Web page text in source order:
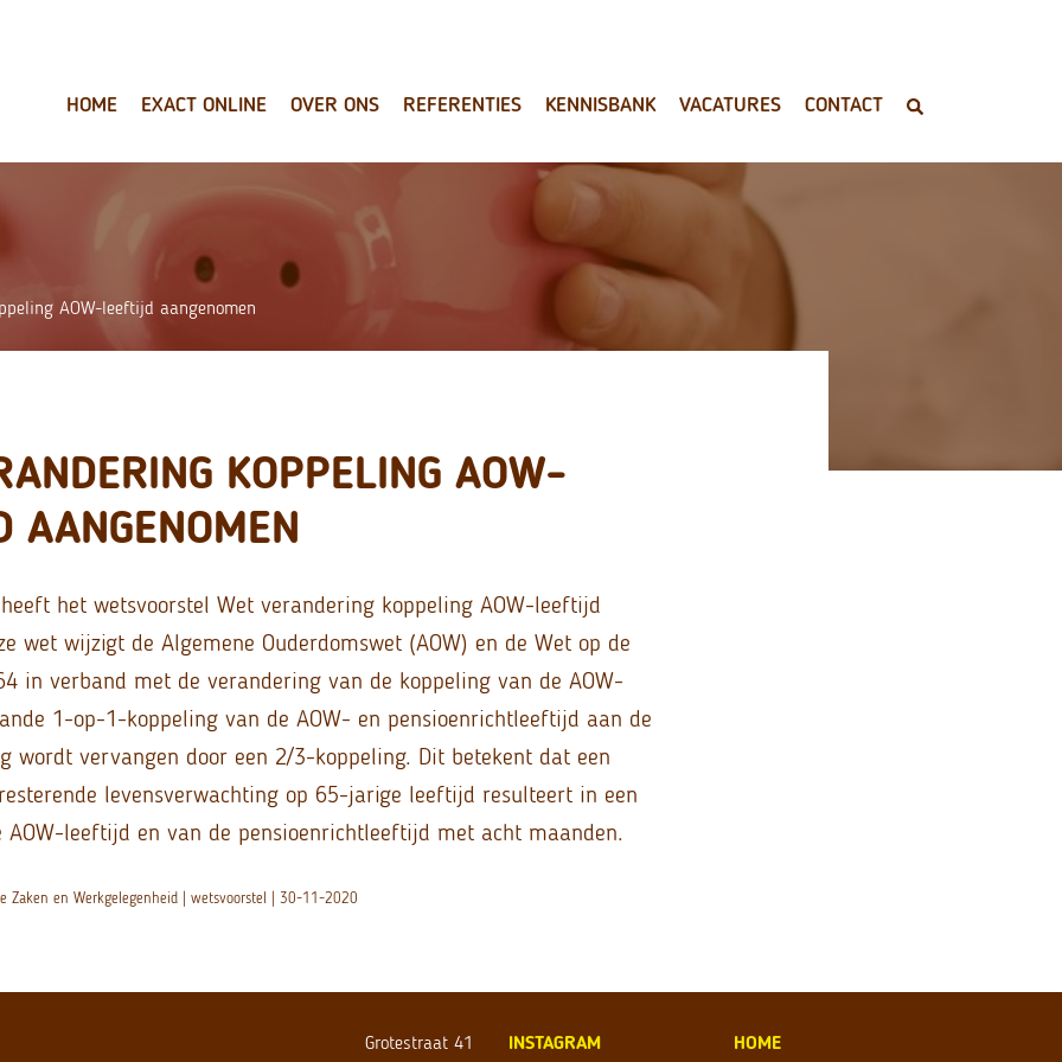
HOME EXACT ONLINE OVER ONS REFERENTIES KENNISBANK VACATURES CONTACT
AOW-leeftijd aangenomen
KOPPELING AOW-
AANGENOMEN
het wetsvoorstel Wet verandering koppeling AOW-leeftijd
wet wijzigt de Algemene Ouderdomswet (AOW) en de Wet op de
in verband met de verandering van de koppeling van de AOW-
1-op-1-koppeling van de AOW- en pensioenrichtleeftijd aan de
wordt vervangen door een 2/3-koppeling. Dit betekent dat een
levensverwachting op 65-jarige leeftijd resulteert in een
AOW-leeftijd en van de pensioenrichtleeftijd met acht maanden.
Zaken en Werkgelegenheid | wetsvoorstel | 30-11-2020
Grotestraat 41
INSTAGRAM HOME